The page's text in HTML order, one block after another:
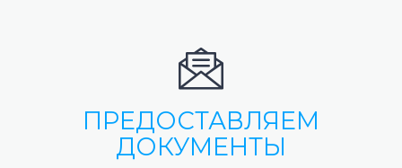
ПРЕДОСТАВЛЯЕМ
ДОКУМЕНТЫ